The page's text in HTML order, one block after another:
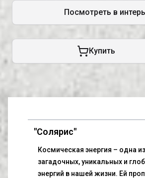
Посмотреть в
Купить
"Солярис"
Космическая энергия – одна
загадочных, уникальных и
энергий в нашей жизни. Ей